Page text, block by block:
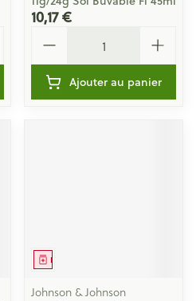
10,17 €
Ajouter au panier
Médicament
Johnson & Johnson